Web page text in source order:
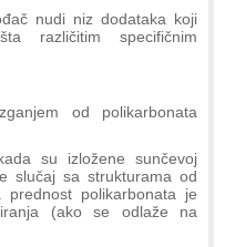
nudi niz dodataka koji
različitim specifičnim
od polikarbonata
su izložene sunčevoj
slučaj sa strukturama od
polikarbonata je
(ako se odlaže na